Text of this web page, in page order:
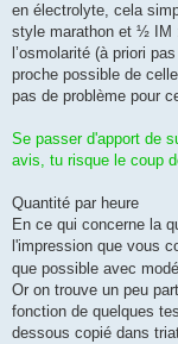
en électrolyte, cela
style marathon et ½ IM
l’osmolarité (à priori
proche possible de
pas de problème pour
Se passer d'apport de
avis, tu risque le coup
Quantité par heure
En ce qui concerne la
l'impression que vous
que possible avec
Or on trouve un peu
fonction de quelques
dessous copié dans